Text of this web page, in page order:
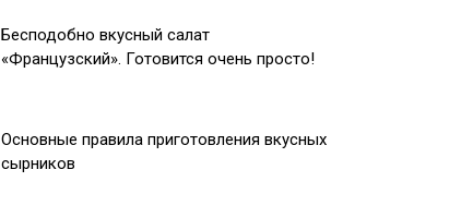
Бесподобно вкусный салат
«Французский». Готовится очень просто!
Основные правила приготовления вкусных
сырников